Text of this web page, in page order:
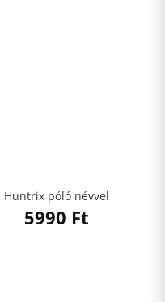
Huntrix póló névvel
5990 Ft